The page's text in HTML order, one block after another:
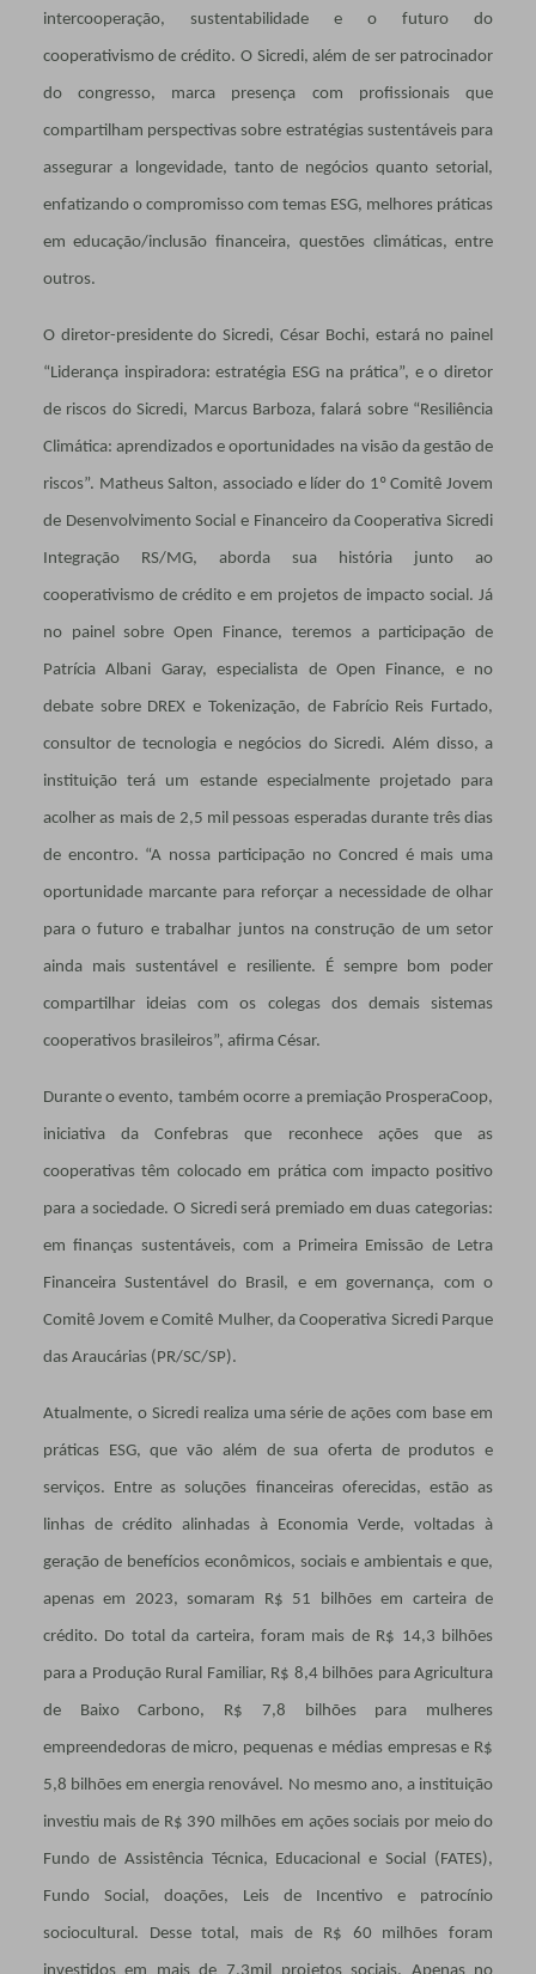
intercooperação, sustentabilidade e o futuro do
cooperativismo de crédito. O Sicredi, além de ser patrocinador
do congresso, marca presença com profissionais que
compartilham perspectivas sobre estratégias sustentáveis para
assegurar a longevidade, tanto de negócios quanto setorial,
enfatizando o compromisso com temas ESG, melhores práticas
em educação/inclusão financeira, questões climáticas, entre
outros.
O diretor-presidente do Sicredi, César Bochi, estará no painel
“Liderança inspiradora: estratégia ESG na prática”, e o diretor
de riscos do Sicredi, Marcus Barboza, falará sobre “Resiliência
Climática: aprendizados e oportunidades na visão da gestão de
riscos”. Matheus Salton, associado e líder do 1º Comitê Jovem
de Desenvolvimento Social e Financeiro da Cooperativa Sicredi
Integração RS/MG, aborda sua história junto ao
cooperativismo de crédito e em projetos de impacto social. Já
no painel sobre Open Finance, teremos a participação de
Patrícia Albani Garay, especialista de Open Finance, e no
debate sobre DREX e Tokenização, de Fabrício Reis Furtado,
consultor de tecnologia e negócios do Sicredi. Além disso, a
instituição terá um estande especialmente projetado para
acolher as mais de 2,5 mil pessoas esperadas durante três dias
de encontro. “A nossa participação no Concred é mais uma
oportunidade marcante para reforçar a necessidade de olhar
para o futuro e trabalhar juntos na construção de um setor
ainda mais sustentável e resiliente. É sempre bom poder
compartilhar ideias com os colegas dos demais sistemas
cooperativos brasileiros”, afirma César.
Durante o evento, também ocorre a premiação ProsperaCoop,
iniciativa da Confebras que reconhece ações que as
cooperativas têm colocado em prática com impacto positivo
para a sociedade. O Sicredi será premiado em duas categorias:​
em finanças sustentáveis​, com a Primeira Emissão de Letra
Financeira Sustentável do Brasil,​ e em governança​, com o
Comitê Jovem e Comitê Mulher, da Cooperativa Sicredi Parque
das Araucárias (PR/SC/SP)​.
Atualmente, o Sicredi realiza uma série de ações com base em
práticas ESG, que vão além de sua oferta de produtos e
serviços. Entre as soluções financeiras oferecidas, estão as
linhas de crédito alinhadas à Economia Verde, voltadas à
geração de benefícios econômicos, sociais e ambientais e que,
apenas em 2023, somaram R$ 51 bilhões em carteira de
crédito. Do total da carteira, foram mais de R$ 14,3 bilhões
para a Produção Rural Familiar, R$ 8,4 bilhões para Agricultura
de Baixo Carbono, R$ 7,8 bilhões para mulheres
empreendedoras de micro, pequenas e médias empresas e R$
5,8 bilhões em energia renovável. No mesmo ano, a instituição
investiu mais de R$ 390 milhões em ações sociais por meio do
Fundo de Assistência Técnica, Educacional e Social (FATES),
Fundo Social, doações, Leis de Incentivo e patrocínio
sociocultural. Desse total, mais de R$ 60 milhões foram